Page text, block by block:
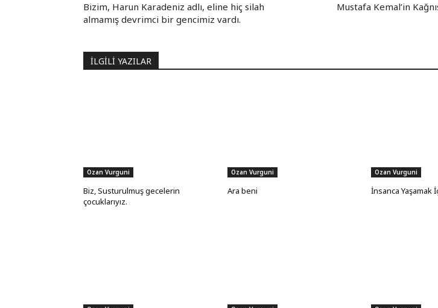
Bizim, Harun Karadeniz adlı, eline hiç silah
almamış devrimci bir gencimiz vardı.
Mustafa Kemal’in
İLGİLİ YAZILAR
Ozan Vurguni
Biz, Susturulmuş gecelerin
çocuklarıyız.
Ozan Vurguni
Ara beni
Ozan Vurguni
İnsanca Yaşamak